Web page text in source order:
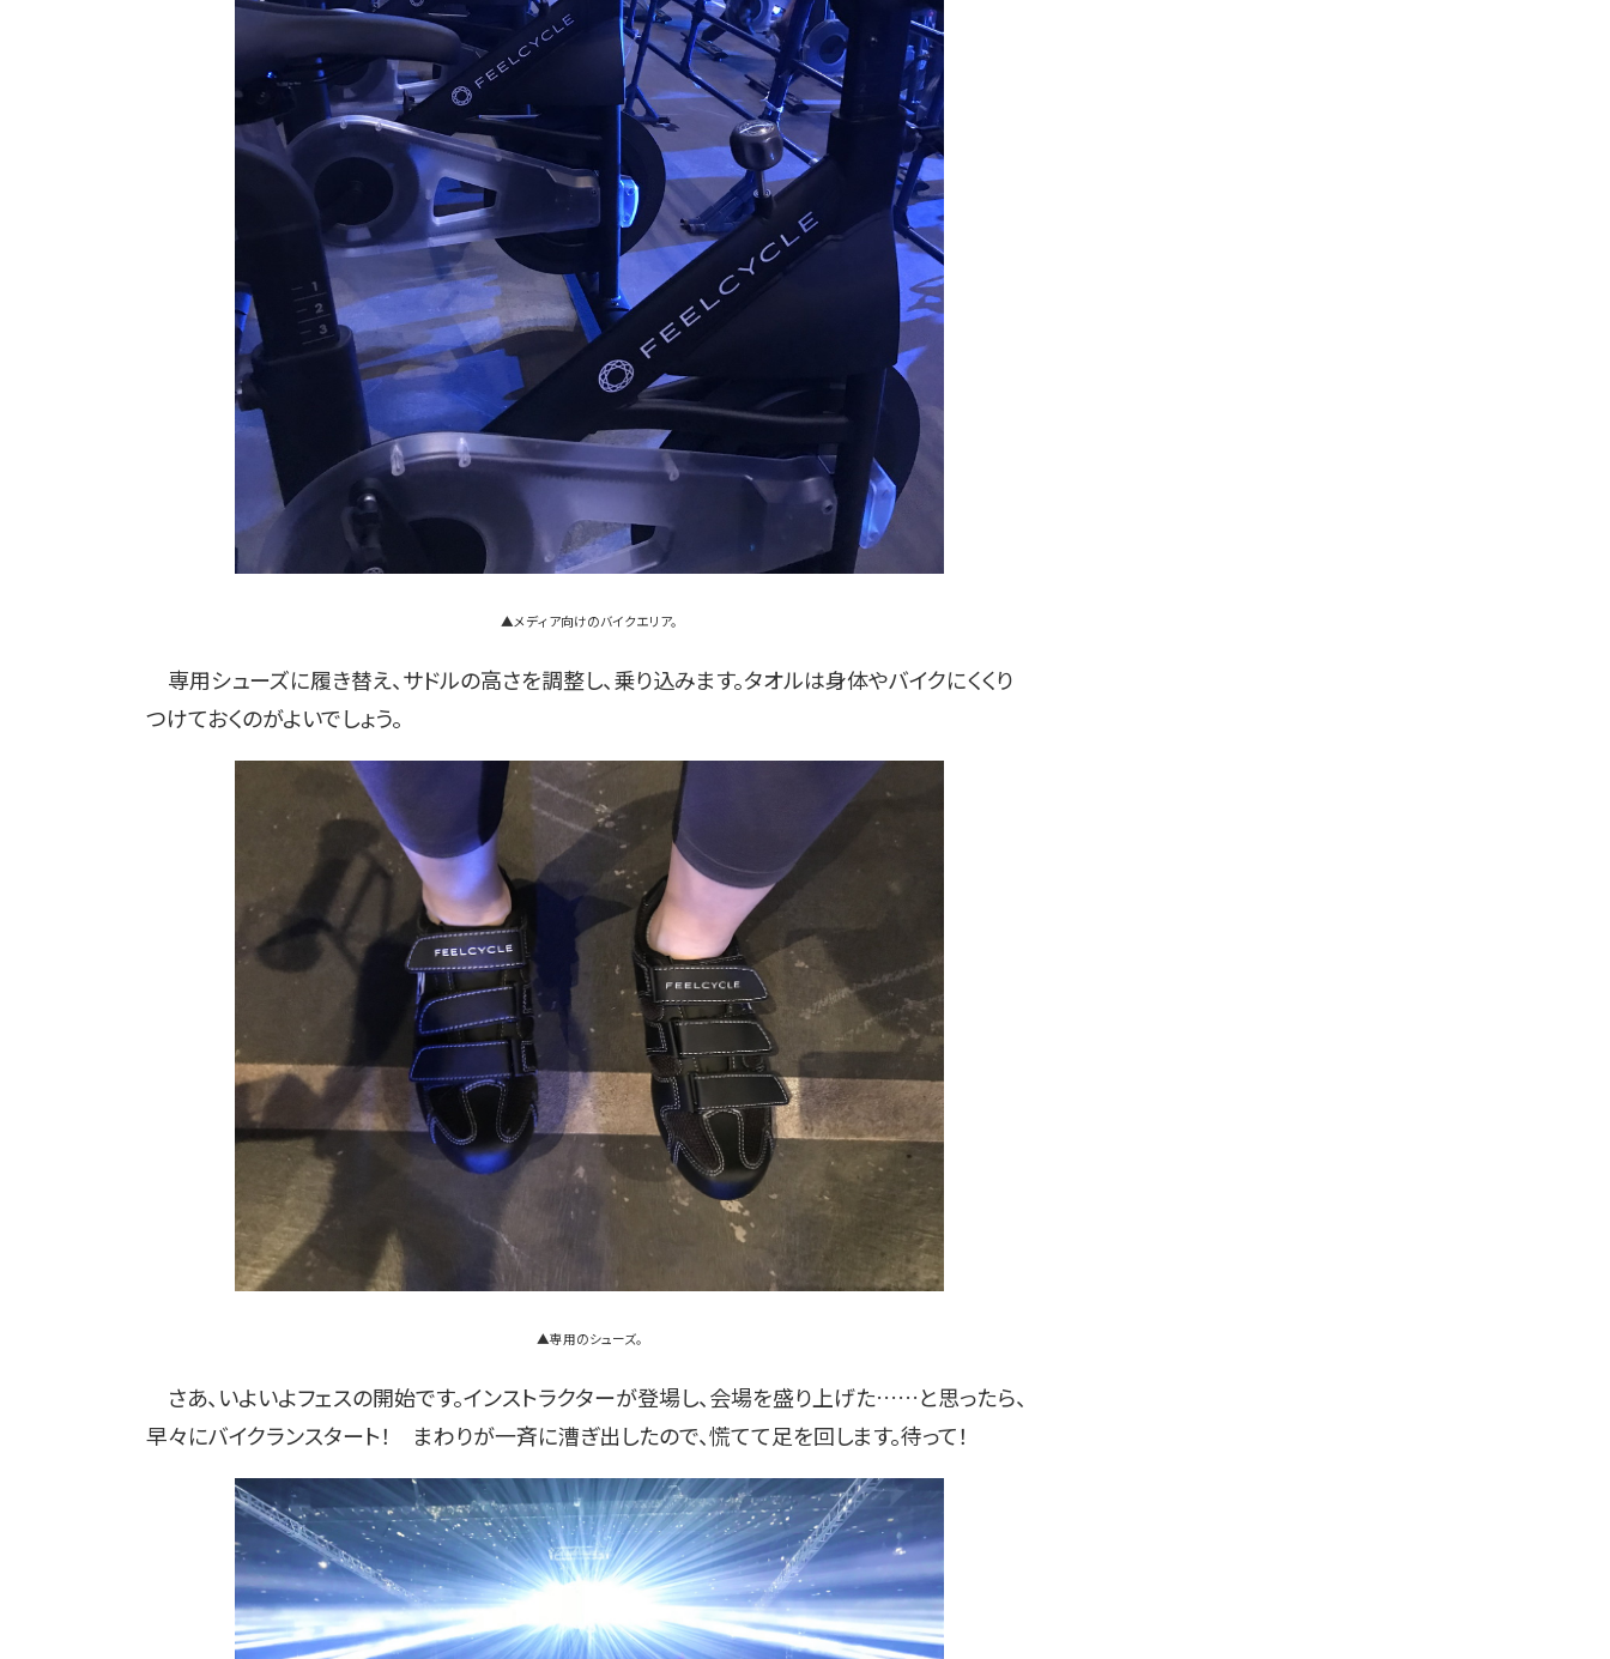
▲メディア向けのバイクエリア。
専用シューズに履き替え、サドルの高さを調整し、乗り込みます。タオルは身体やバイクにくくり
つけておくのがよいでしょう。
▲専用のシューズ。
さあ、いよいよフェスの開始です。インストラクターが登場し、会場を盛り上げた……と思ったら、
早々にバイクランスタート！ まわりが一斉に漕ぎ出したので、慌てて足を回します。待って！